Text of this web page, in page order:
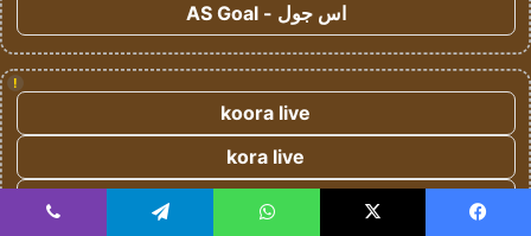
اس جول - AS Goal
!
koora live
kora live
كورة لايف